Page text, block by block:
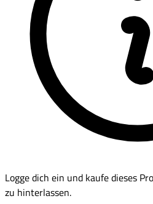
Logge dich ein und kaufe dieses
zu hinterlassen.